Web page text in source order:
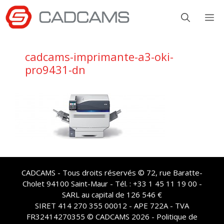
Aller
au
contenu
cadcams-imprimante-a3-oki-
pro9431-dn
CADCAMS - Tous droits réservés © 72, rue Baratte-
Cholet 94100 Saint-Maur - Tél. : +33 1 45 11 19 00 -
SARL au capital de 126 546 €
SIRET 414 270 355 00012 - APE 722A - TVA
FR32414270355 © CADCAMS 2026 - Politique de